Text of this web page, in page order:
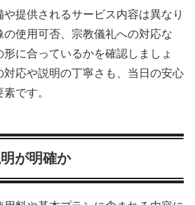
提供されるサービス内容は異なり
の使用可否、宗教儀礼への対応な
に合っているかを確認しましょ
対応や説明の丁寧さも、当日の安心
です。
が明確か